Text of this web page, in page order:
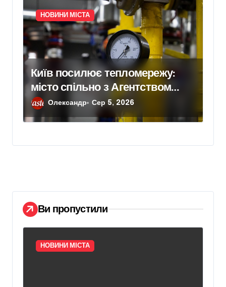
НОВИНИ МІСТА
Київ посилює тепломережу:
місто спільно з Агентством
відновлення законтрактували
резервні потужності понад 1,5
Олександр Сер 5, 2026
Ви пропустили
НОВИНИ МІСТА